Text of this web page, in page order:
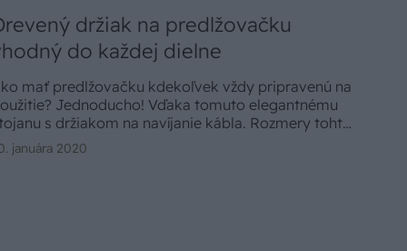
držiak na predlžovačku
do každej dielne
mať predlžovačku kdekoľvek vždy pripravenú na
Jednoducho! Vďaka tomuto elegantnému
s držiakom na navíjanie kábla. Rozmery tohto
si môžete prispôsobiť v závislosti od
a veľkosti predlžovačky.
januára 2020